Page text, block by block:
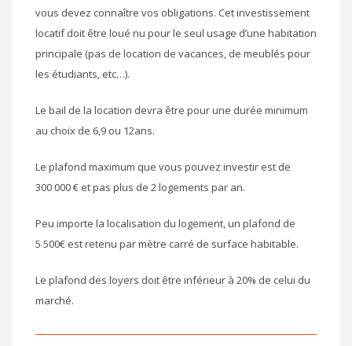
vous devez connaître vos obligations. Cet investissement
locatif doit être loué nu pour le seul usage d’une habitation
principale (pas de location de vacances, de meublés pour
les étudiants, etc…).
Le bail de la location devra être pour une durée minimum
au choix de 6,9 ou 12ans.
Le plafond maximum que vous pouvez investir est de
300 000 € et pas plus de 2 logements par an.
Peu importe la localisation du logement, un plafond de
5 500€ est retenu par mètre carré de surface habitable.
Le plafond des loyers doit être inférieur à 20% de celui du
marché.